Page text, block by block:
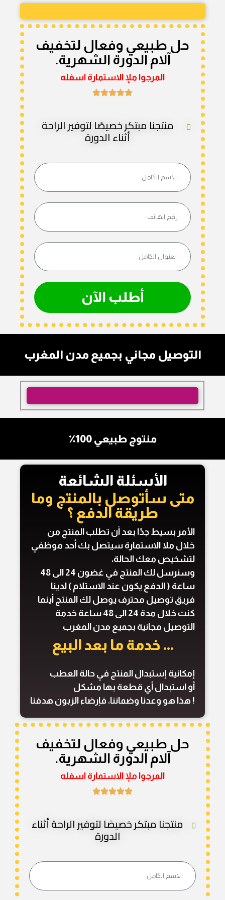
حل طبيعي وفعال لتخفيف
آلام الدورة الشهرية.
المرجوا ملإ الاستمارة اسفله
منتجنا مبتكر خصيصًا لتوفير الراحة
أثناء الدورة
أطلب الآن
التوصيل مجاني بجميع مدن المغرب
منتوج طبيعي 100٪
الأسئلة الشائعة
متى سأتوصل بالمنتج وما
طريقة الدفع ؟​
الأمر بسيط جدًا بعد أن تطلب المنتج من
خلال ملا الاستمارة سيتصل بك أحد موظفي
لتشخيص معك الحالة،
وسنرسل لك المنتج في غضون 24 الى 48
ساعة ( الدفع يكون عند الاستلام ) لدينا
فريق توصيل محترف يوصل لك المنتج أينما
كنت خلال مدة 24 الى 48 ساعة خدمة
التوصيل مجانية بجميع مدن المغرب
... خدمة ما بعد البيع
إمكانية إستبدال المنتج في حالة العطب
أو استبدال أي قطعة بها مشكل
! هذا هو وعدنا وضماننا، فإرضاء الزبون هدفنا
حل طبيعي وفعال لتخفيف
آلام الدورة الشهرية.
المرجوا ملإ الاستمارة اسفله
منتجنا مبتكر خصيصًا لتوفير الراحة أثناء
الدورة